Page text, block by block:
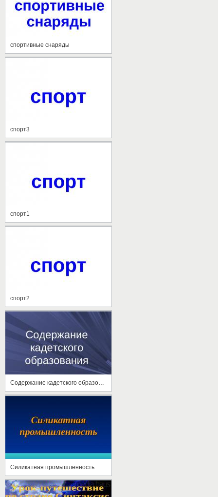
спортивные снаряды
спорт3
спорт1
спорт2
Силикатная промышленность